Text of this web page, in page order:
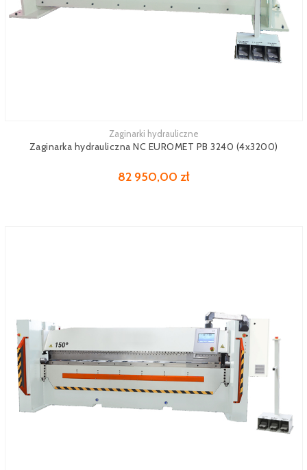
Zaginarki hydrauliczne
Zaginarka hydrauliczna NC EUROMET PB 3240 (4x3200)
82 950,00 zł